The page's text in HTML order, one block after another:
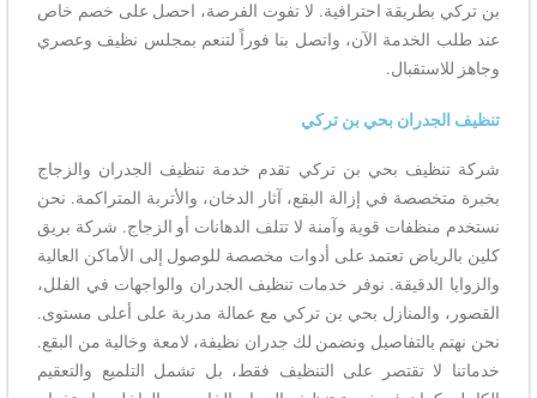
بن تركي بطريقة احترافية. لا تفوت الفرصة، احصل على خصم خاص
عند طلب الخدمة الآن، واتصل بنا فوراً لتنعم بمجلس نظيف وعصري
وجاهز للاستقبال.
تنظيف الجدران بحي بن تركي
شركة تنظيف بحي بن تركي تقدم خدمة تنظيف الجدران والزجاج
بخبرة متخصصة في إزالة البقع، آثار الدخان، والأتربة المتراكمة. نحن
نستخدم منظفات قوية وآمنة لا تتلف الدهانات أو الزجاج. شركة بريق
كلين بالرياض تعتمد على أدوات مخصصة للوصول إلى الأماكن العالية
والزوايا الدقيقة. نوفر خدمات تنظيف الجدران والواجهات في الفلل،
القصور، والمنازل بحي بن تركي مع عمالة مدربة على أعلى مستوى.
نحن نهتم بالتفاصيل ونضمن لك جدران نظيفة، لامعة وخالية من البقع.
خدماتنا لا تقتصر على التنظيف فقط، بل تشمل التلميع والتعقيم